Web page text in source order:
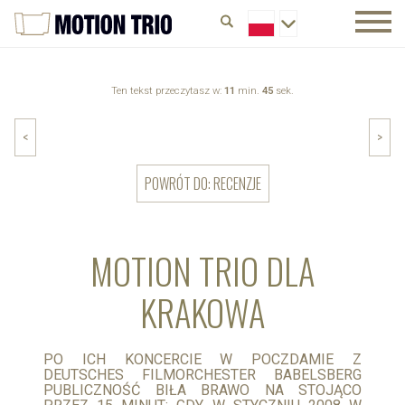
Ten tekst przeczytasz w: 11 min. 45 sek.
MOTION TRIO DLA
KRAKOWA
< >
POWRÓT DO: RECENZJE
PO ICH KONCERCIE W POCZDAMIE Z
DEUTSCHES FILMORCHESTER BABELSBERG
PUBLICZNOŚĆ BIŁA BRAWO NA STOJĄCO